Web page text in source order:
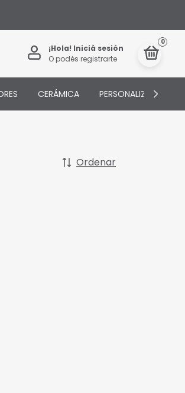
¡Hola! Iniciá sesión
O podés registrarte
0
CERÁMICA PERSONALIZADOS
Ordenar